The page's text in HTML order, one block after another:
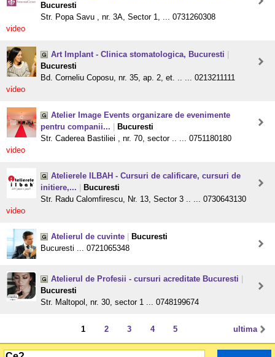
Bucuresti
Str. Popa Savu , nr. 3A, Sector 1, ... 0731260308
video
Art Implant - Clinica stomatologica, Bucuresti
Bucuresti
Bd. Corneliu Coposu, nr. 35, ap. 2, et. .. ... 0213211111
video
Atelier Image Events organizare de evenimente
pentru companii...
Bucuresti
Str. Caderea Bastiliei , nr. 70, sector .. ... 0751180180
video
Atelierele ILBAH - Cursuri de calificare, cursuri de
initiere,...
Bucuresti
Str. Radu Calomfirescu, Nr. 13, Sector 3 .. ... 0730643130
video
Atelierul de cuvinte
Bucuresti
Bucuresti ... 0721065348
Atelierul de Profesii - cursuri acreditate Bucuresti
Bucuresti
Str. Maltopol, nr. 30, sector 1 ... 0748199674
ultima
1 2 3 4 5